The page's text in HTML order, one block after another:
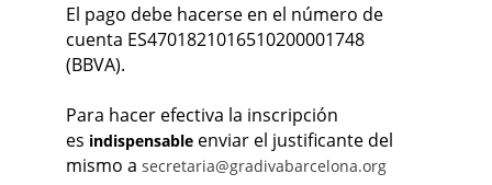
El pago debe hacerse en el número de
cuenta ES4701821016510200001748
(BBVA).
Para hacer efectiva la inscripción
es indispensable enviar el justificante del
mismo a secretaria@gradivabarcelona.org